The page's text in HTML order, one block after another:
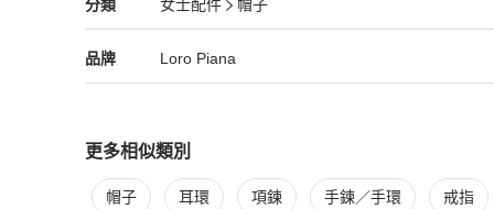
分類 女士配件
帽子
女士配件/帽子推薦
品牌
Loro Piana 精品女士配件
Loro Piana
Loro Piana 推薦清單
更多相似類別
更多Loro Piana女士配件相似商品推薦
帽子 耳環 項鍊 手鍊／手環 戒指